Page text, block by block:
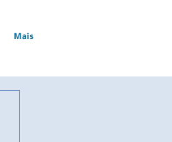
Mais